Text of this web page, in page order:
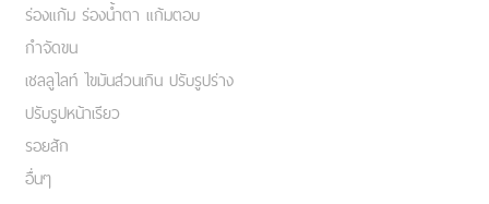
ร่องแก้ม ร่องน้ำตา แก้มตอบ
กำจัดขน
เชลลูไลท์ ไขมันส่วนเกิน ปรับรูปร่าง
ปรับรูปหน้าเรียว
รอยสัก
อื่นๆ